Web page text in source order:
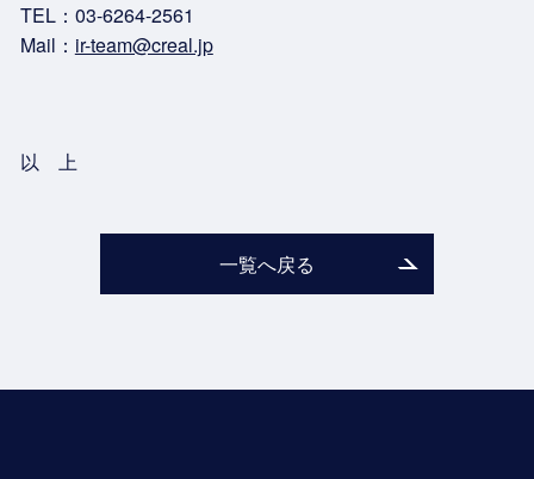
TEL：03-6264-2561
Mail： ir-team@creal.jp
以 上
一覧へ戻る